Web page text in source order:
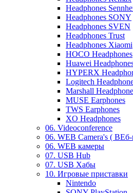
Headphones
Headphones SONY
Headphones SVEN
Headphones Trust
Headphones Xiaomi
HOCO Headphones
Huawei
HYPERX
Logitech
Marshall
MUSE Earphones
TWS Earphones
XO Headphones
06. Videoconference
06. WEB Camera's (
06. WEB камеры
07. USB Hub
07. USB Хабы
10. Игровые приставки
Nintendo